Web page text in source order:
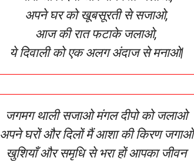
अपने घर को खूबसूरती से सजाओ,
आज की रात फटाके जलाओ,
ये दिवाली को एक अलग अंदाज से मनाओ|
जगमग थाली सजाओ मंगल दीपो को जलाओ
अपने घरों और दिलों मैं आशा की किरण जगाओ
खुशियाँ और समृधि से भरा हों आपका जीवन